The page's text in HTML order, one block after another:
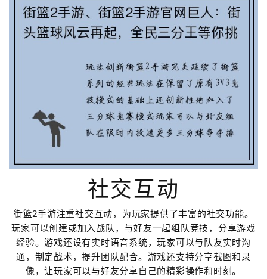
社交互动
街篮2手游注重社交互动，为玩家提供了丰富的社交功能。
玩家可以创建或加入战队，与好友一起组队竞技，分享游戏
经验。游戏还设有实时语音系统，玩家可以与队友实时沟
通，制定战术，提升团队配合。游戏还支持分享截图和录
像，让玩家可以与好友分享自己的精彩操作和时刻。